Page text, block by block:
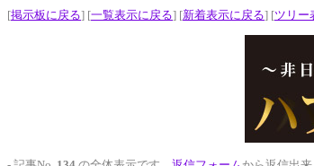
[掲示板に戻る] [一覧表示に戻る] [新着表示に戻る] [ツリー